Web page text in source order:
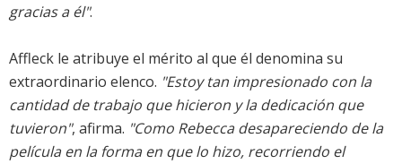
gracias a él".
Affleck le atribuye el mérito al que él denomina su
extraordinario elenco. "Estoy tan impresionado con la
cantidad de trabajo que hicieron y la dedicación que
tuvieron", afirma. "Como Rebecca desapareciendo de la
película en la forma en que lo hizo, recorriendo el